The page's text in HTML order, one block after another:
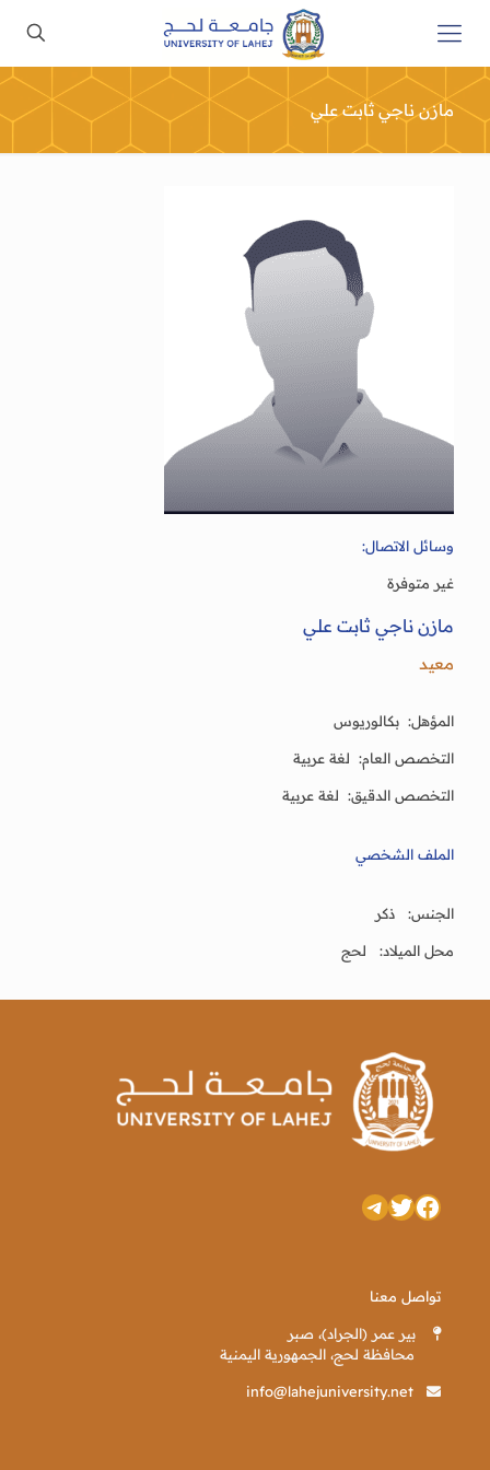
مازن ناجي ثابت علي
وسائل الاتصال:
غير متوفرة
مازن ناجي ثابت علي
معيد
المؤهل: بكالوريوس
التخصص العام: لغة عربية
التخصص الدقيق: لغة عربية
الملف الشخصي
الجنس: ذكر
محل الميلاد: لحج
فيسبوك
تويترتيليجرام
تواصل معنا
بير عمر (الجراد)، صبر
محافظة لحج، الجمهورية اليمنية
info@lahejuniversity.net